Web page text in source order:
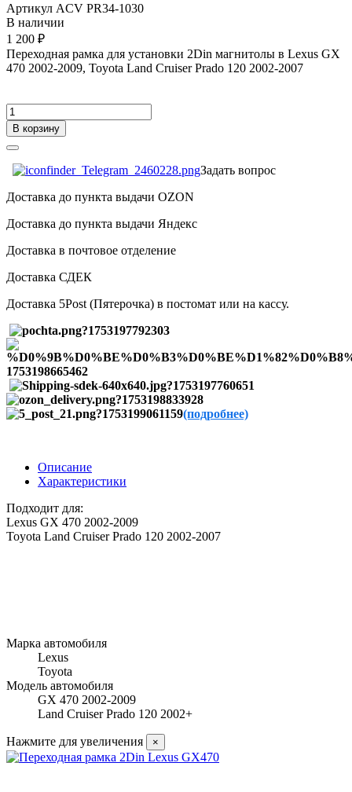
Артикул ACV PR34-1030
В наличии
1 200 ₽
Переходная рамка для установки 2Din магнитолы в Lexus GX
470 2002-2009, Toyota Land Cruiser Prado 120 2002-2007
В корзину
Задать вопрос
Доставка до пункта выдачи OZON
Доставка до пункта выдачи Яндекс
Доставка в почтовое отделение
Доставка СДЕК
Доставка 5Post (Пятерочка) в постомат или на кассу.
(подробнее)
Описание
Характеристики
Подходит для:
Lexus GX 470 2002-2009
Toyota Land Cruiser Prado 120 2002-2007
Марка автомобиля
Lexus
Toyota
Модель автомобиля
GX 470 2002-2009
Land Cruiser Prado 120 2002+
Нажмите для увеличения ×